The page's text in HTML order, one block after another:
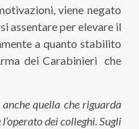
viene negato
assentare per elevare il
a quanto stabilito
dei Carabinieri che
quella che riguarda
dei colleghi. Sugli